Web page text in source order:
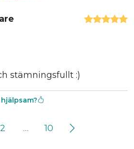
stämningsfullt :)
2 … 10